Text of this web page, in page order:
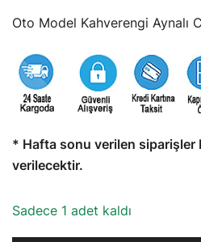
Oto Model Kahverengi Aynalı
* Hafta sonu verilen siparişler
verilecektir.
Sadece 1 adet kaldı